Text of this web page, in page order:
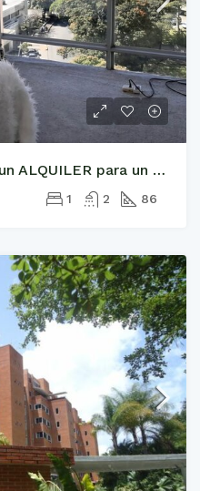
La Castellana te espera un ALQUILER para un Ejecutivo
1 2 86